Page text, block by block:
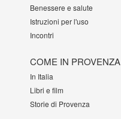
Benessere e salute
Istruzioni per l'uso
Incontri
COME IN PROVENZA
In Italia
Libri e film
Storie di Provenza